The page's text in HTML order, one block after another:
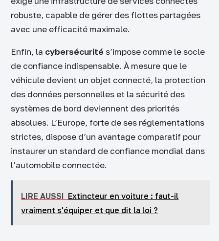
robuste, capable de gérer des flottes partagées
avec une efficacité maximale.
Enfin, la cybersécurité s’impose comme le socle
de confiance indispensable. À mesure que le
véhicule devient un objet connecté, la protection
des données personnelles et la sécurité des
systèmes de bord deviennent des priorités
absolues. L’Europe, forte de ses réglementations
strictes, dispose d’un avantage comparatif pour
instaurer un standard de confiance mondial dans
l’automobile connectée.
LIRE AUSSI Extincteur en voiture : faut-il
vraiment s'équiper et que dit la loi ?